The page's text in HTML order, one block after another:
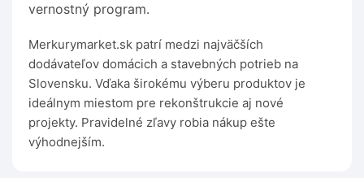
vernostný program.
Merkurymarket.sk patrí medzi najväčších
dodávateľov domácich a stavebných potrieb na
Slovensku. Vďaka širokému výberu produktov je
ideálnym miestom pre rekonštrukcie aj nové
projekty. Pravidelné zľavy robia nákup ešte
výhodnejším.